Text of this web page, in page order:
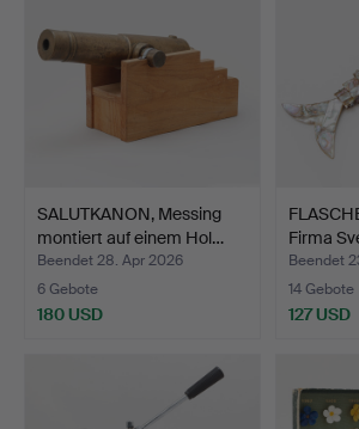
SALUTKANON, Messing
montiert auf einem Hol…
Beendet 28. Apr 2026
6 Gebote
180 USD
Firma
Beendet
14 Gebote
127 USD